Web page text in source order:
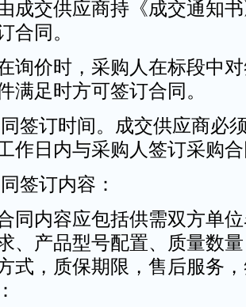
成交供应商持《成交通知
合同。
询价时，采购人在标段中
满足时方可签订合同。
签订时间。成交供应商必
作日内与采购人签订采购
签订内容：
同内容应包括供需双方单
、产品型号配置、质量数
式，质保期限，售后服务